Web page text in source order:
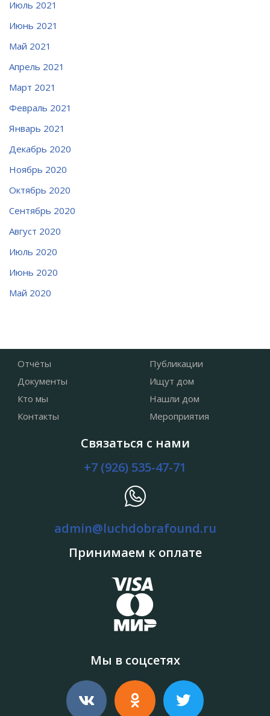
Июль 2021
Июнь 2021
Май 2021
Апрель 2021
Март 2021
Февраль 2021
Январь 2021
Декабрь 2020
Ноябрь 2020
Октябрь 2020
Сентябрь 2020
Август 2020
Июль 2020
Июнь 2020
Май 2020
Отчёты
Документы
Кто мы
Контакты
Публикации
Ищут дом
Нашли дом
Мероприятия
Связаться с нами
+7 (926) 535-47-71
admin@luchdobrafound.ru
Принимаем к оплате
Мы в соцсетях